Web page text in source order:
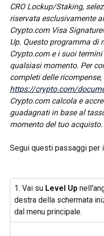
CRO Lockup/Staking,
riservata esclusivamente
Crypto.com Visa
Up. Questo programma di
Crypto.com e i suoi
qualsiasi momento. Per
completi delle
https://crypto.com/
Crypto.com calcola e
guadagnati in base al
momento del tuo acquisto.
Segui questi passaggi per
1. Vai su Level Up
destra della schermata
dal menu principale.